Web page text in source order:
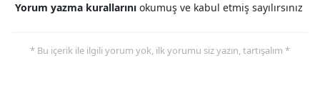
Yorum yazma kurallarını okumuş ve kabul etmiş sayılırsınız
* Bu içerik ile ilgili yorum yok, ilk yorumu siz yazın, tartışalım *